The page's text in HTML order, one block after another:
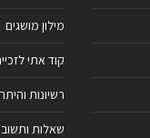
מילון מושגים
קוד אתי
רשיונות
שאלות